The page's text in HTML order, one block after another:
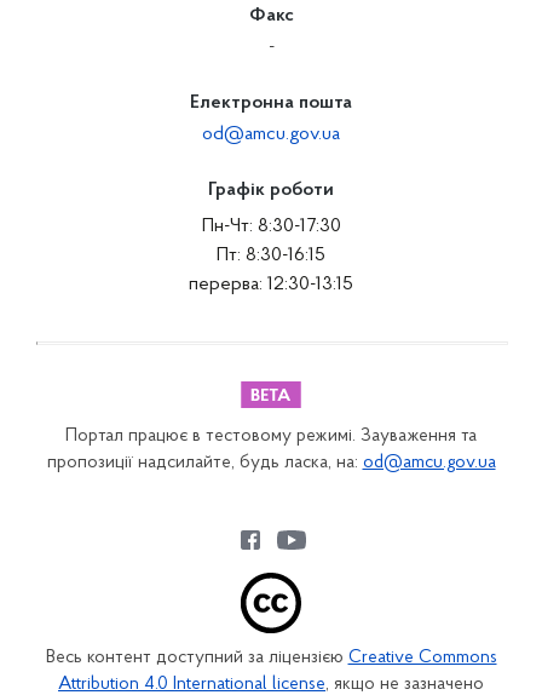
Факс
-
Електронна пошта
od@amcu.gov.ua
Графік роботи
Пн-Чт: 8:30-17:30
Пт: 8:30-16:15
перерва: 12:30-13:15
Портал працює в тестовому режимі. Зауваження та
пропозиції надсилайте, будь ласка, на: od@amcu.gov.ua
Весь контент доступний за ліцензією Creative Commons
Attribution 4.0 International license, якщо не зазначено